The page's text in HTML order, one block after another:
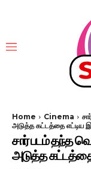
Home Cinema
அடுத்த கட்டத்தை எட்டிய
சார் படம் தந்த
அடுத்த